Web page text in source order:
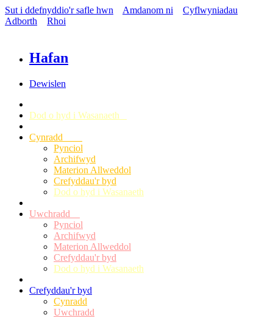
Sut i ddefnyddio'r safle hwn Amdanom ni
Cyflwyniadau
Adborth
Rhoi
Hafan
Dewislen
Dod o hyd i Wasanaeth
Cynradd
Pynciol
Archifwyd
Materion Allweddol
Crefyddau'r byd
Dod o hyd i Wasanaeth
Uwchradd
Pynciol
Archifwyd
Materion Allweddol
Crefyddau'r byd
Dod o hyd i Wasanaeth
Crefyddau'r byd
Cynradd
Uwchradd